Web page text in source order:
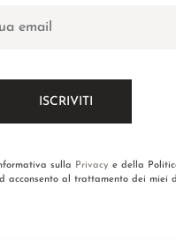
sulla Privacy e della
acconsento al trattamento dei miei